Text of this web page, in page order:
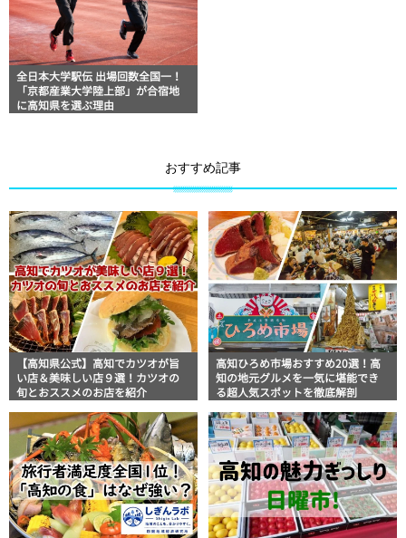
全日本大学駅伝 出場回数全国一！
「京都産業大学陸上部」が合宿地
に高知県を選ぶ理由
おすすめ記事
【高知県公式】高知でカツオが旨
い店＆美味しい店９選！カツオの
旬とおススメのお店を紹介
高知ひろめ市場おすすめ20選！高
知の地元グルメを一気に堪能でき
る超人気スポットを徹底解剖